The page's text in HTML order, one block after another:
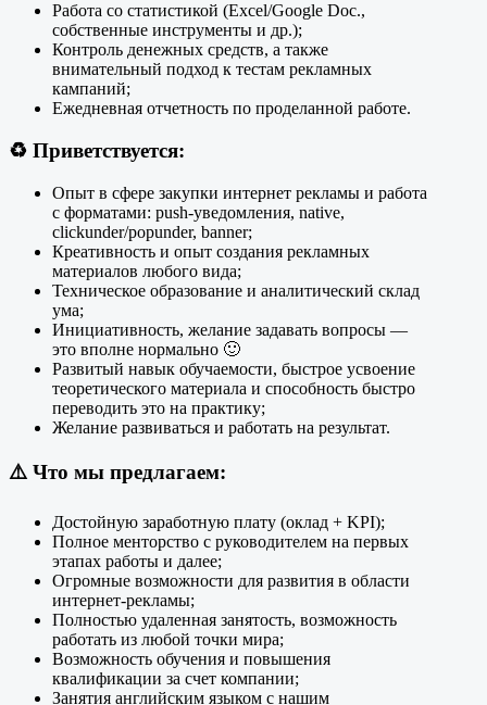
Работа со статистикой (Excel/Google Doc.,
собственные инструменты и др.);
Контроль денежных средств, а также
внимательный подход к тестам рекламных
кампаний;
Ежедневная отчетность по проделанной работе.
♻️ Приветствуется:
Опыт в сфере закупки интернет рекламы и работа
с форматами: push-уведомления, native,
clickunder/popunder, banner;
Креативность и опыт создания рекламных
материалов любого вида;
Техническое образование и аналитический склад
ума;
Инициативность, желание задавать вопросы —
это вполне нормально 🙂
Развитый навык обучаемости, быстрое усвоение
теоретического материала и способность быстро
переводить это на практику;
Желание развиваться и работать на результат.
⚠️ Что мы предлагаем:
Достойную заработную плату (оклад + KPI);
Полное менторство с руководителем на первых
этапах работы и далее;
Огромные возможности для развития в области
интернет-рекламы;
Полностью удаленная занятость, возможность
работать из любой точки мира;
Возможность обучения и повышения
квалификации за счет компании;
Занятия английским языком с нашим